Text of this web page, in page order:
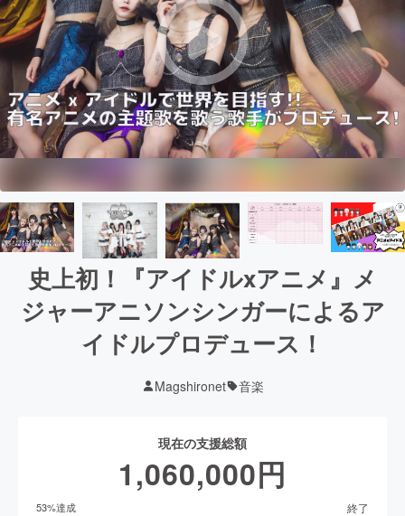
史上初！『アイドルxアニメ』メ
ジャーアニソンシンガーによるア
イドルプロデュース！
Magshironet 音楽
現在の支援総額
1,060,000円
53%達成 終了